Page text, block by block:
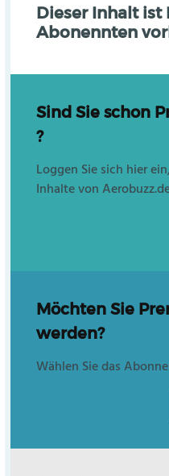
Dieser Inhalt ist
Abonennten
Sind Sie schon
?
Loggen Sie sich hier
Inhalte von
Möchten Sie
werden?
Wählen Sie das